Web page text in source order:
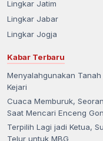
Lingkar Jatim
Lingkar Jabar
Lingkar Jogja
Kabar Terbaru
Menyalahgunakan
Kejari
Cuaca Memburuk,
Saat Mencari Enceng
Terpilih Lagi jadi Ketua,
Telur untuk MBG